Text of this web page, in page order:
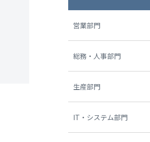
営業部門
総務・人事部門
生産部門
IT・システム部門